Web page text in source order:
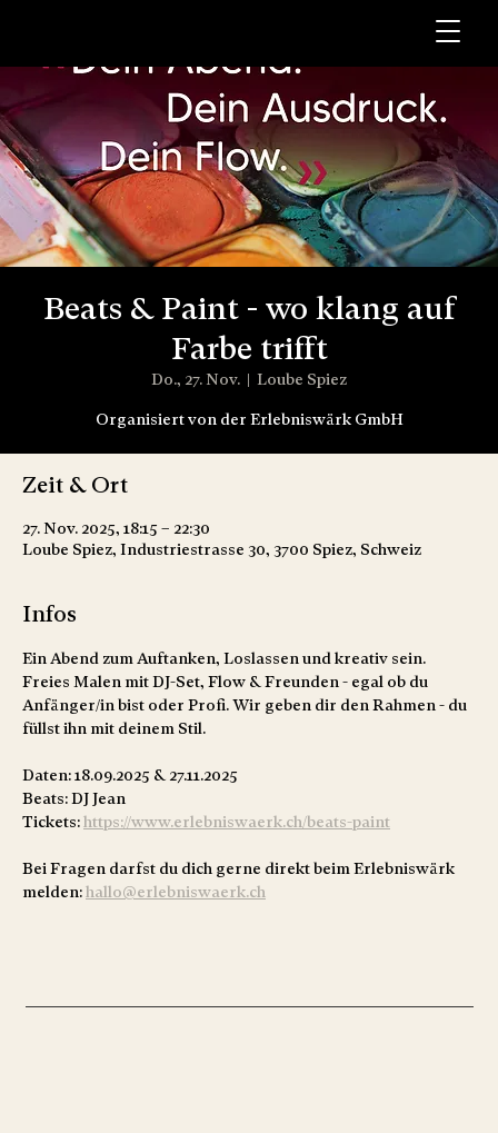
Beats & Paint - wo klang auf
Farbe trifft
Do., 27. Nov.
  |
Loube Spiez
Organisiert von der Erlebniswärk GmbH
Zeit & Ort
27. Nov. 2025, 18:15 – 22:30
Loube Spiez, Industriestrasse 30, 3700 Spiez, Schweiz
Infos
Ein Abend zum Auftanken, Loslassen und kreativ sein.
Freies Malen mit DJ-Set, Flow & Freunden - egal ob du
Anfänger/in bist oder Profi. Wir geben dir den Rahmen - du
füllst ihn mit deinem Stil.
Daten: 18.09.2025 & 27.11.2025
Beats: DJ Jean
Tickets: https://www.erlebniswaerk.ch/beats-paint
Bei Fragen darfst du dich gerne direkt beim Erlebniswärk
melden: hallo@erlebniswaerk.ch